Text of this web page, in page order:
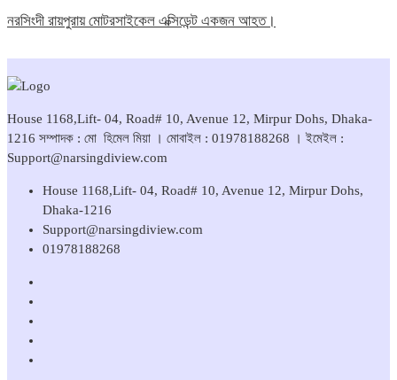
নরসিংদী রায়পুরায় মোটরসাইকেল এক্সিডেন্ট একজন আহত।
House 1168,Lift- 04, Road# 10, Avenue 12, Mirpur Dohs, Dhaka-
1216 সম্পাদক : মো হিমেল মিয়া । মোবাইল : 01978188268 । ইমেইল :
Support@narsingdiview.com
House 1168,Lift- 04, Road# 10, Avenue 12, Mirpur Dohs,
Dhaka-1216
Support@narsingdiview.com
01978188268